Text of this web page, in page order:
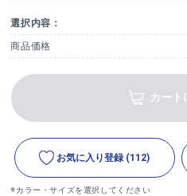
選択内容：
商品価格
カート
お気に入り登録 (112)
※カラー・サイズを選択してください